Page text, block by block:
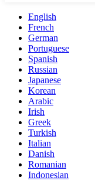
English
French
German
Portuguese
Spanish
Russian
Japanese
Korean
Arabic
Irish
Greek
Turkish
Italian
Danish
Romanian
Indonesian